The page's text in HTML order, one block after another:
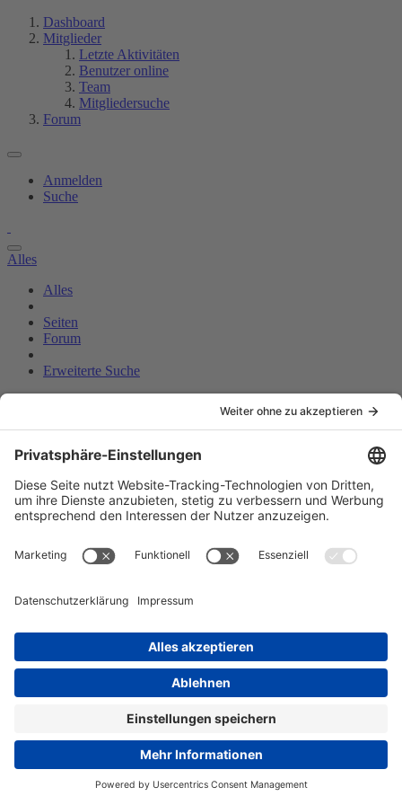
Dashboard
Mitglieder
Letzte Aktivitäten
Benutzer online
Team
Mitgliedersuche
Forum
Anmelden
Suche
Alles
Alles
Seiten
Forum
Erweiterte Suche
Knight-Rider-Board
Mitglieder
Daniella4
Themen von Daniella4